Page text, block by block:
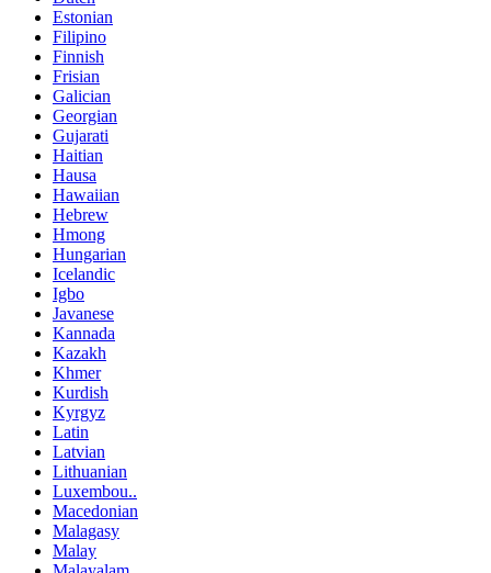
Estonian
Filipino
Finnish
Frisian
Galician
Georgian
Gujarati
Haitian
Hausa
Hawaiian
Hebrew
Hmong
Hungarian
Icelandic
Igbo
Javanese
Kannada
Kazakh
Khmer
Kurdish
Kyrgyz
Latin
Latvian
Lithuanian
Luxembou..
Macedonian
Malagasy
Malay